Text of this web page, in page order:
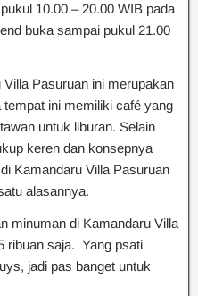
10.00 – 20.00 WIB pada
buka sampai pukul 21.00
Pasuruan ini merupakan
ini memiliki café yang
untuk liburan. Selain
keren dan konsepnya
Kamandaru Villa Pasuruan
alasannya.
minuman di Kamandaru Villa
ribuan saja. Yang psati
jadi pas banget untuk